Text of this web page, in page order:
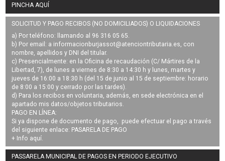
PINCHA AQUÍ
SOLICITUD Y PAGO RECIBOS (NO DOMICILIADOS) O LIQUIDACIONES
a) Por teléfono: llamando al 96 316 05 65.
b) Por email: a informacionburjassot@atenciontributaria.es , con
nombre, apellidos y DNI del titular.
c) Presencialmente: en la Oficina de recaudación (C/ Mártires de la
Libertad, 7), de lunes a viernes de 8:30 a 14:30 h y lunes, martes y
jueves de 16:00 a 18:30 h (del 15 de junio al 15 de septiembre: horario
de 8:00 a 15:00 y cerrado por las tardes).
d) Para los recibos en voluntaria, además, en sede electrónica en el
apartado mis datos/objetos tributarios.
PAGO EN LÍNEA:
Si ya dispone de documento de pago, puede efectuar el pago a través
del siguiente enlace: PASARELA DE PAGO
+ Info aquí
PASSARELA MUNICIPAL DE PAGOS EN PERIODO EJECUTIVO